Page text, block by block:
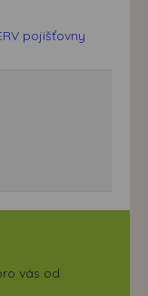
pojišťovny
vás od